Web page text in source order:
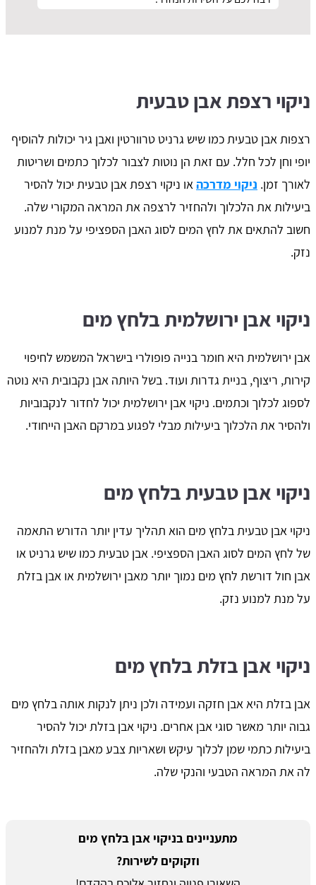
ניקוי רצפת אבן טבעית
רצפות אבן טבעית כמו שיש גרניט טרוורטין ואבן גיר יכולות להוסיף
יופי וחן לכל חלל. עם זאת הן נוטות לצבור לכלוך כתמים ושריטות
לאורך זמן. ניקוי מדרכה או ניקוי רצפת אבן טבעית יכול להסיר
ביעילות את הלכלוך ולהחזיר לרצפה את המראה המקורי שלה.
חשוב להתאים את לחץ המים לסוג האבן הספציפי על מנת למנוע
נזק.
ניקוי אבן ירושלמית בלחץ מים
אבן ירושלמית היא חומר בנייה פופולרי בישראל המשמש לחיפוי
קירות, ריצוף, בניית גדרות ועוד. בשל היותה אבן נקבובית היא נוטה
לספוג לכלוך וכתמים. ניקוי אבן ירושלמית יכול לחדור לנקבוביות
ולהסיר את הלכלוך ביעילות מבלי לפגוע במרקם האבן הייחודי.
ניקוי אבן טבעית בלחץ מים
ניקוי אבן טבעית בלחץ מים הוא תהליך עדין יותר הדורש התאמה
של לחץ המים לסוג האבן הספציפי. אבן טבעית כמו שיש גרניט או
אבן חול דורשת לחץ מים נמוך יותר מאבן ירושלמית או אבן בזלת
על מנת למנוע נזק.
ניקוי אבן בזלת בלחץ מים
אבן בזלת היא אבן חזקה ועמידה ולכן ניתן לנקות אותה בלחץ מים
גבוה יותר מאשר סוגי אבן אחרים. ניקוי אבן בזלת יכול להסיר
ביעילות כתמי שמן לכלוך עיקש ושאריות צבע מאבן בזלת ולהחזיר
לה את המראה הטבעי והנקי שלה.
מתעניינים בניקוי אבן בלחץ מים
וזקוקים לשירות?